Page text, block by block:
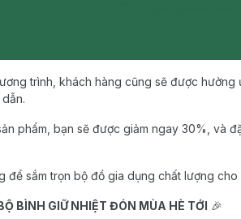
trình, khách hàng cũng sẽ được hưởng
phẩm, bạn sẽ được giảm ngay 30%, và
để sắm trọn bộ đồ gia dụng chất lượng
BÌNH GIỮ NHIỆT ĐÓN MÙA HÈ TỚI 🎉